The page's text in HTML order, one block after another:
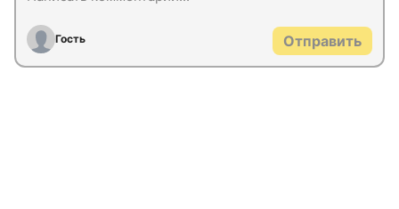
Гость Отправить